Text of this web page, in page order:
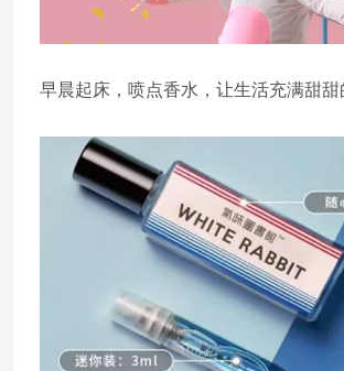
早晨起床，喷点香水，让生活充满甜甜